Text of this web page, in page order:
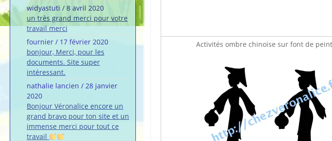
widyastuti / 8 avril 2020
un très grand merci pour votre
travail merci
fournier / 17 février 2020
bonjour, Merci, pour les
documents. Site super
intéressant.
nathalie lancien / 28 janvier
2020
Bonjour Véronalice encore un
grand bravo pour ton site et un
immense merci pour tout ce
travail
Activités ombre chinoise sur font de